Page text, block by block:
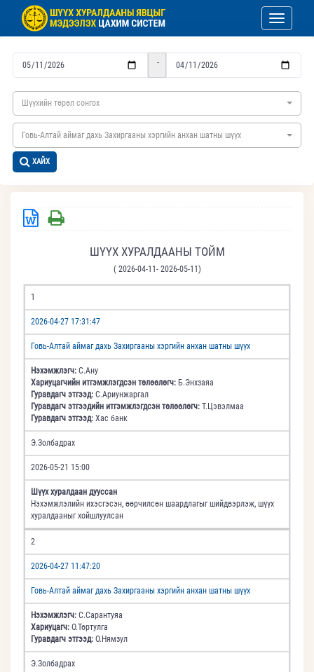
Toggle
-
Шүүхийн төрөл сонгох
Говь-Алтай аймаг дахь Захиргааны хэргийн анхан шатны шүүх
ХАЙХ
ШҮҮХ ХУРАЛДААНЫ ТОЙМ
( 2026-04-11- 2026-05-11)
1
2026-04-27 17:31:47
Говь-Алтай аймаг дахь Захиргааны хэргийн анхан шатны шүүх
Нэхэмжлэгч: С.Ану
Хариуцагчийн итгэмжлэгдсэн төлөөлөгч: Б.Энхзаяа
Гуравдагч этгээд: С.Ариунжаргал
Гуравдагч этгээдийн итгэмжлэгдсэн төлөөлөгч: Т.Цэвэлмаа
Гуравдагч этгээд: Хас банк
Э.Золбадрах
2026-05-21 15:00
Шүүх хуралдаан дууссан
Нэхэмжлэлийн ихэсгэсэн, өөрчилсөн шаардлагыг шийдвэрлэж, шүүх
хуралдааныг хойшлуулсан
2
2026-04-27 11:47:20
Говь-Алтай аймаг дахь Захиргааны хэргийн анхан шатны шүүх
Нэхэмжлэгч: С.Сарантуяа
Хариуцагч: О.Төртулга
Гуравдагч этгээд: О.Нямзул
Э.Золбадрах